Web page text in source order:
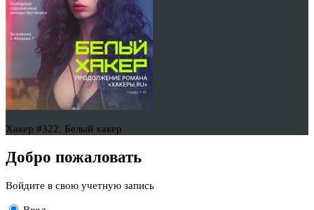
Хакер #322. Белый хакер
Добро пожаловать
Войдите в свою учетную запись